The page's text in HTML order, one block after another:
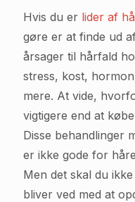
Hvis du er lider af
gøre er at finde ud
årsager til hårfald
stress, kost,
mere. At vide,
vigtigere end at købe
Disse behandlinger
er ikke gode for
Men det skal du
bliver ved med at